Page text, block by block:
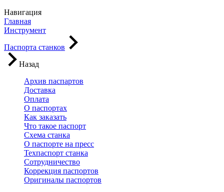
Навигация
Главная
Инструмент
Паспорта станков
Назад
Архив паспартов
Доставка
Оплата
О паспортах
Как заказать
Что такое паспорт
Схема станка
О паспорте на пресс
Техпаспорт станка
Сотрудничество
Коррекция паспортов
Оригиналы паспортов